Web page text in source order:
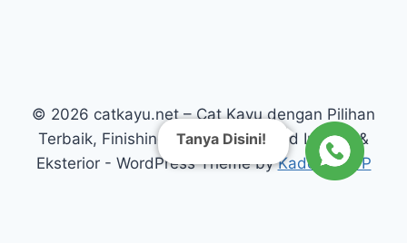
© 2026 catkayu.net – Cat Kayu dengan Pilihan
Terbaik, Finishing Kayu Warna Solid Interior &
Eksterior - WordPress Theme byKadence WP
Tanya Disini!